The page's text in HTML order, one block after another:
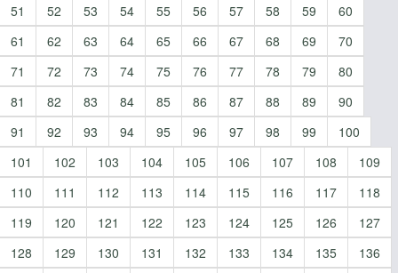
51
52 53 54 55 56 57 58 59
60
61
62 63 64 65 66 67 68 69
70
71
72 73 74 75 76 77 78 79
80
81
82 83 84 85 86 87 88 89
90
91
92 93 94 95 96 97 98 99
100
101
102 103 104 105 106 107 108
109
110
111 112 113 114 115 116 117
118
119
120 121 122 123 124 125 126
127
128
129 130 131 132 133 134 135 136